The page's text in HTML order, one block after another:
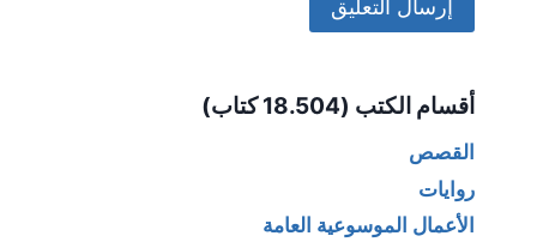
أقسام الكتب (18.504 كتاب)
القصص
روايات
الأعمال الموسوعية العامة